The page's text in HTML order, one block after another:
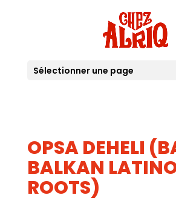
Sélectionner une page
OPSA DEHELI
BALKAN
ROOTS)